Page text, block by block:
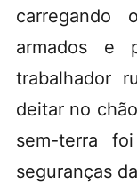
carregando
armados e
trabalhador
deitar no
sem-terra
seguranças